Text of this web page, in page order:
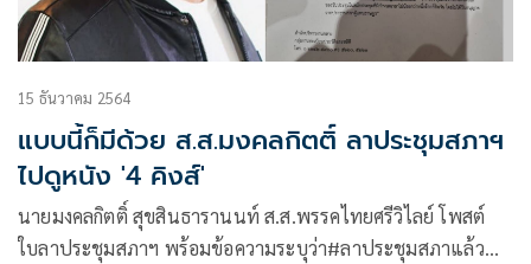
15 ธันวาคม 2564
แบบนี้ก็มีด้วย ส.ส.มงคลกิตติ์ ลาประชุมสภาฯ
ไปดูหนัง '4 คิงส์'
นายมงคลกิตติ์ สุขสินธารานนท์ ส.ส.พรรคไทยศรีวิไลย์ โพสต์
ใบลาประชุมสภาฯ พร้อมข้อความระบุว่า#ลาประชุมสภาแล้ว